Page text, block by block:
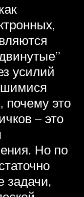
усилий
почему это
– это
Но по
задачи,